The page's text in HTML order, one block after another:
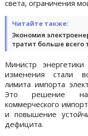
света, ограничения
Читайте также:
Экономия
тратит больше всего
Министр
изменения стали
лимита импорта
Это решение
коммерческого
и повышение
дефицита.